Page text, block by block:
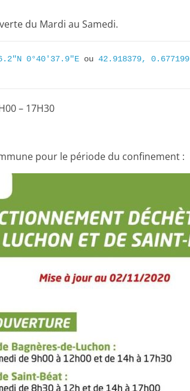
du Mardi au Samedi.
0°40'37.9"E ou 42.918379, 0.677199
– 17H30
pour le période du confinement :